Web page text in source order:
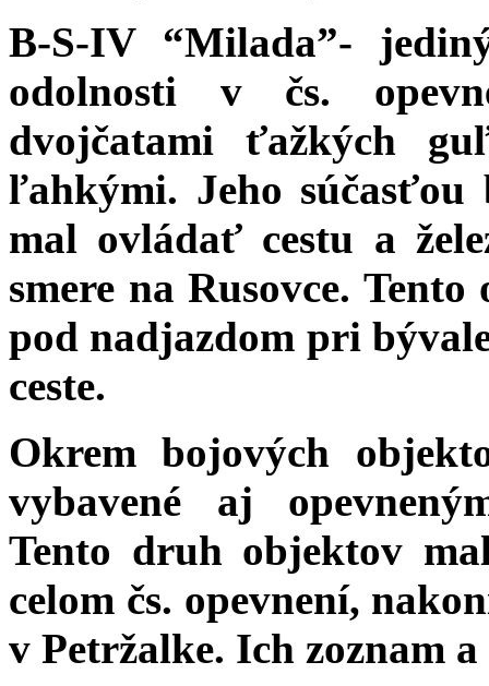
B-S-IV “Milada”-
odolnosti v čs.
dvojčatami ťažkých
ľahkými. Jeho
mal ovládať cestu a
smere na Rusovce.
pod nadjazdom pri
ceste.
Okrem bojových
vybavené aj
Tento druh objektov
celom čs. opevnení,
v Petržalke. Ich zoznam